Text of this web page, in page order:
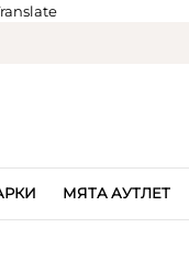
МЯТА АУТЛЕТ